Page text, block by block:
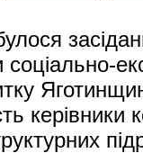
керівники